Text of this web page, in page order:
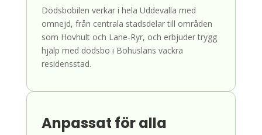
Dödsbobilen verkar i hela Uddevalla med
omnejd, från centrala stadsdelar till områden
som Hovhult och Lane-Ryr, och erbjuder trygg
hjälp med dödsbo i Bohusläns vackra
residensstad.
Anpassat för alla